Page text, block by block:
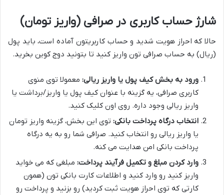
شارژ حساب کاربری در صرافی (واریز تومان)
حالا که احراز هویت شدید و حساب کاربریتون آماده است، باید پول
(ریال) به حساب صرافی تون واریز کنید تا بتونید دوج کوین بخرید.
ورود به بخش کیف پول یا واریز ریالی: معمولا توی منوی
کاربری صرافی، یه گزینه با عنوان کیف پول یا واریز/برداشت یا
واریز ریالی وجود داره. روی اون کلیک کنید.
انتخاب درگاه پرداخت بانکی: توی این بخش، گزینه واریز تومان
یا واریز ریالی رو انتخاب کنید. صرافی شما رو به یه درگاه
پرداخت بانکی امن هدایت می کنه.
وارد کردن مبلغ و تکمیل فرآیند پرداخت: مبلغی که می خواید
واریز کنید رو وارد کنید و اطلاعات کارت بانکی تون (همون
کارتی که توی احراز هویت ثبت کردید) رو بزنید و پرداخت رو